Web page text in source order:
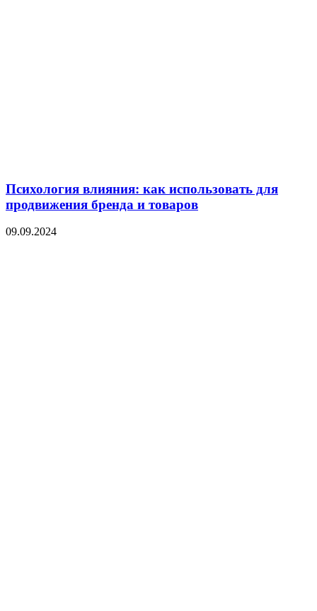
Психология влияния: как использовать для
продвижения бренда и товаров
09.09.2024